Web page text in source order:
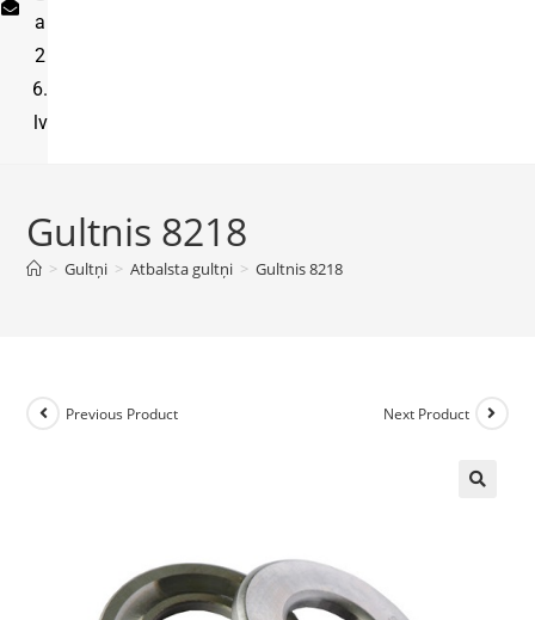
a
2
6.
lv
Gultnis 8218
> Gultņi > Atbalsta gultņi > Gultnis 8218
Previous Product Next Product